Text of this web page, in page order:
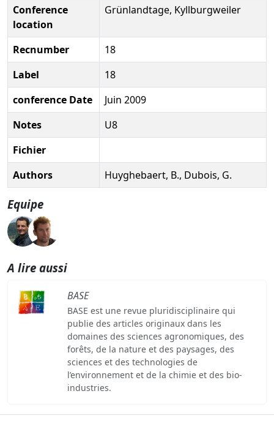
Conference
location
Grünlandtage, Kyllburgweiler
Recnumber
18
Label
18
conference Date
Juin 2009
Notes
U8
Fichier
Authors
Huyghebaert, B., Dubois, G.
Equipe
A lire aussi
BASE
BASE est une revue pluridisciplinaire qui
publie des articles originaux dans les
domaines des sciences agronomiques, des
forêts, de la nature et des paysages, des
sciences et des technologies de
l’environnement et de la chimie et des bio-
industries.